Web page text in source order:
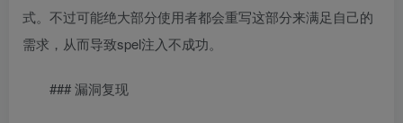
式。不过可能绝大部分使用者都会重写这部分来满足自己的
需求，从而导致spel注入不成功。
### 漏洞复现